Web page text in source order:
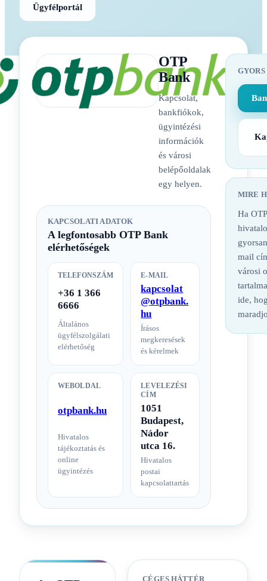
Ügyfélportál
OTP
Bank
Kapcsolat,
bankfiókok,
ügyintézési
információk
és városi
belépőoldalak
egy helyen.
KAPCSOLATI ADATOK
A legfontosabb OTP Bank
elérhetőségek
TELEFONSZÁM
+36 1 366
6666
Általános
ügyfélszolgálati
elérhetőség
E-MAIL
kapcsolat
@otpbank.
hu
Írásos
megkeresések
és kérelmek
WEBOLDAL
otpbank.hu
Hivatalos
tájékoztatás és
online
ügyintézés
LEVELEZÉSI
CÍM
1051
Budapest,
Nádor
utca 16.
Hivatalos
postai
kapcsolattartás
MIRE
Ha
mail
városi
ide,
CÉGES HÁTTÉR